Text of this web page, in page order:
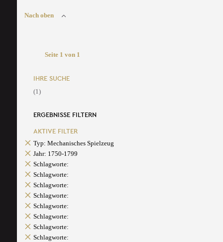
Nach oben
Seite 1 von 1
IHRE SUCHE
(1)
ERGEBNISSE FILTERN
AKTIVE FILTER
Typ: Mechanisches Spielzeug
Jahr: 1750-1799
Schlagworte:
Schlagworte:
Schlagworte:
Schlagworte:
Schlagworte:
Schlagworte:
Schlagworte:
Schlagworte: